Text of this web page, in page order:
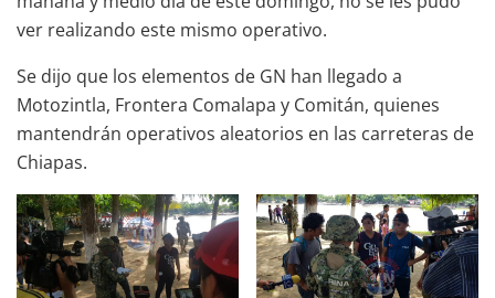
ver realizando este mismo operativo.
Se dijo que los elementos de GN han llegado a
Motozintla, Frontera Comalapa y Comitán, quienes
mantendrán operativos aleatorios en las carreteras de
Chiapas.